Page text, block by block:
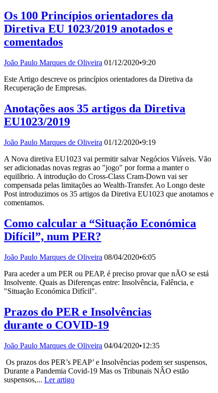
Os 100 Princípios orientadores da
Diretiva EU 1023/2019 anotados e
comentados
João Paulo Marques de Oliveira 01/12/2020•9:20
Este Artigo descreve os princípios orientadores da Diretiva da
Recuperação de Empresas.
Anotações aos 35 artigos da Diretiva
EU1023/2019
João Paulo Marques de Oliveira 01/12/2020•9:19
A Nova diretiva EU1023 vai permitir salvar Negócios Viáveis. Vão
ser adicionadas novas regras ao "jogo" por forma a manter o
equilíbrio. A introdução do Cross-Class Cram-Down vai ser
compensada pelas limitações ao Wealth-Transfer. Ao Longo deste
Post introduzimos os 35 artigos da Diretiva EU1023 que anotamos e
comentamos.
Como calcular a “Situação Económica
Difícil”, num PER?
João Paulo Marques de Oliveira 08/04/2020•6:05
Para aceder a um PER ou PEAP, é preciso provar que nÃO se está
Insolvente. Quais as Diferenças entre: Insolvência, Falência, e
"Situação Económica Difícil".
Prazos do PER e Insolvências
durante o COVID-19
João Paulo Marques de Oliveira 04/04/2020•12:35
Os prazos dos PER’s PEAP’ e Insolvências podem ser suspensos,
Durante a Pandemia Covid-19 Mas os Tribunais NÂO estão
suspensos,... Ler artigo